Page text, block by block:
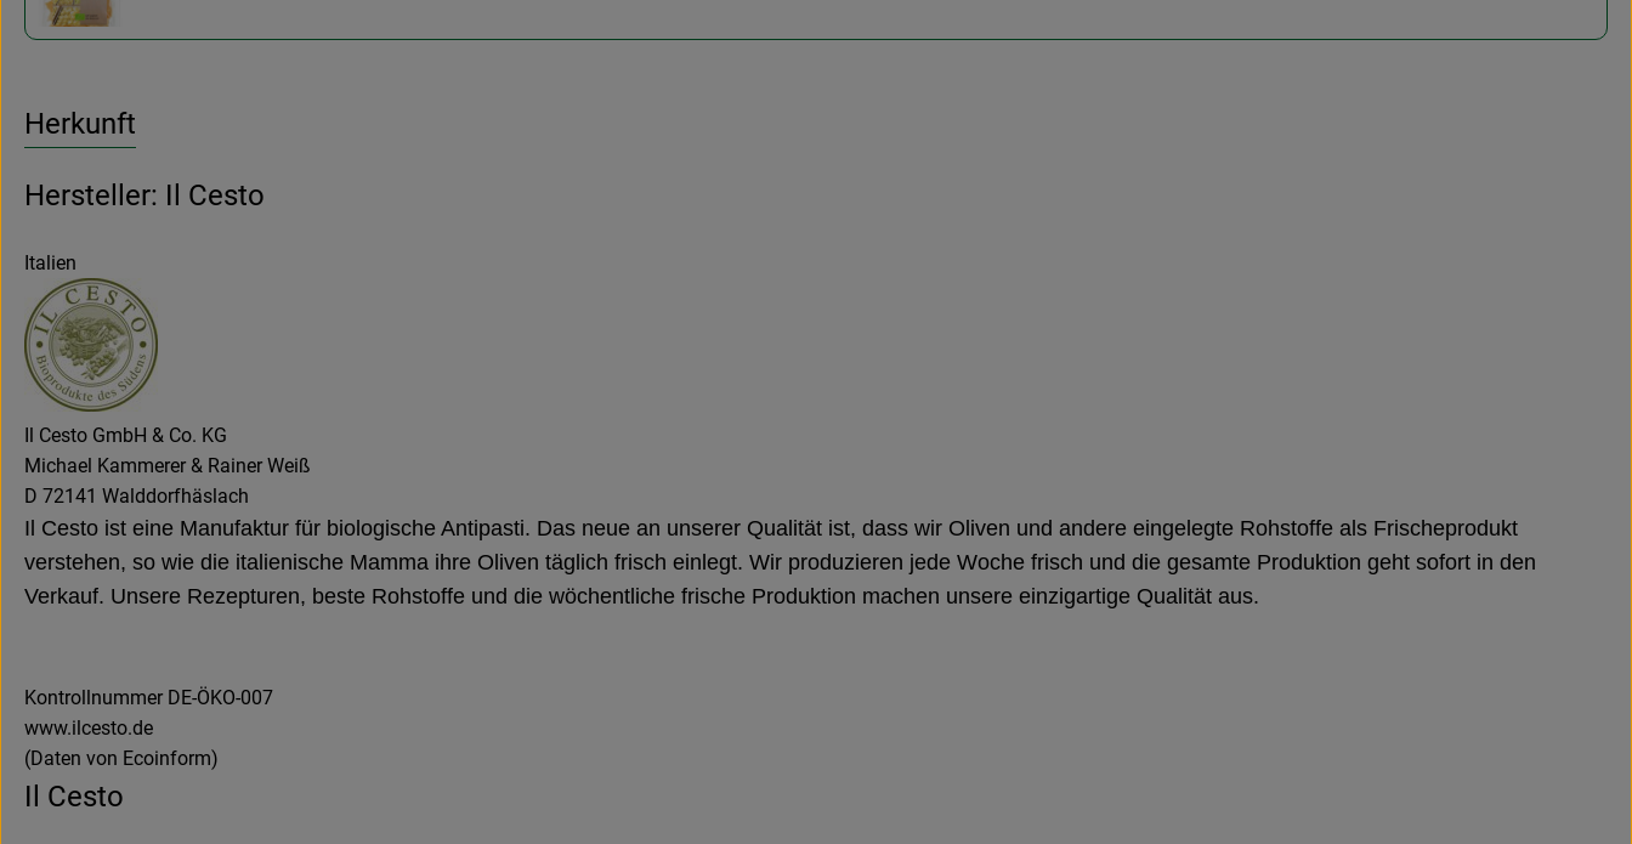
Herkunft
Hersteller: Il Cesto
Italien
Il Cesto GmbH & Co. KG
Michael Kammerer & Rainer Weiß
D 72141 Walddorfhäslach
Il Cesto ist eine Manufaktur für biologische Antipasti. Das neue an unserer Qualität ist, dass wir Oliven und andere eingelegte Rohstoffe als Frischeprodukt
verstehen, so wie die italienische Mamma ihre Oliven täglich frisch einlegt. Wir produzieren jede Woche frisch und die gesamte Produktion geht sofort in den
Verkauf. Unsere Rezepturen, beste Rohstoffe und die wöchentliche frische Produktion machen unsere einzigartige Qualität aus.
Kontrollnummer DE-ÖKO-007
www.ilcesto.de
(Daten von Ecoinform)
Il Cesto